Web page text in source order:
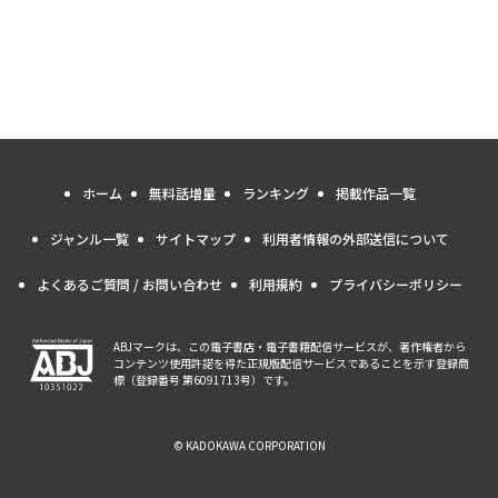
ホーム 無料話増量 ランキング 掲載作品一覧
ジャンル一覧 サイトマップ 利用者情報の外部送信について
よくあるご質問 / お問い合わせ 利用規約 プライバシーポリシー
ABJマークは、この電子書店・電子書籍配信サービスが、著作権者から
コンテンツ使用許諾を得た正規版配信サービスであることを示す登録商
標（登録番号 第6091713号）です。
© KADOKAWA CORPORATION